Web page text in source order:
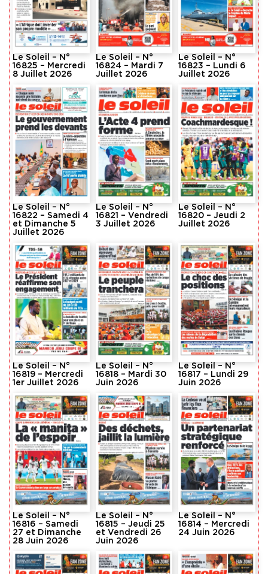
Le Soleil – N°
16825 – Mercredi
8 Juillet 2026
Le Soleil – N°
16824 – Mardi 7
Juillet 2026
Le Soleil – N°
16823 – Lundi 6
Juillet 2026
Le Soleil – N°
16822 – Samedi 4
et Dimanche 5
Juillet 2026
Le Soleil – N°
16821 – Vendredi
3 Juillet 2026
Le Soleil – N°
16820 – Jeudi 2
Juillet 2026
Le Soleil – N°
16819 – Mercredi
1er Juillet 2026
Le Soleil – N°
16818 – Mardi 30
Juin 2026
Le Soleil – N°
16817 – Lundi 29
Juin 2026
Le Soleil – N°
16816 – Samedi
27 et Dimanche
28 Juin 2026
Le Soleil – N°
16815 – Jeudi 25
et Vendredi 26
Juin 2026
Le Soleil – N°
16814 – Mercredi
24 Juin 2026